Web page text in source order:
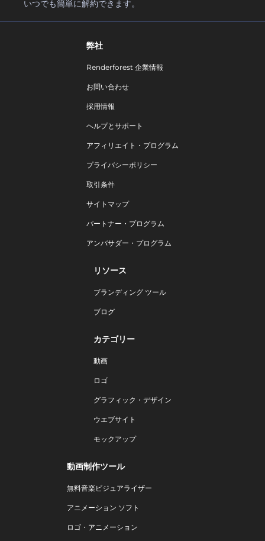
いつでも簡単に解約できます。
弊社
Renderforest 企業情報
お問い合わせ
採用情報
ヘルプとサポート
アフィリエイト・プログラム
プライバシーポリシー
取引条件
サイトマップ
パートナー・プログラム
アンバサダー・プログラム
リソース
ブランディング ツール
ブログ
カテゴリー
動画
ロゴ
グラフィック・デザイン
ウエブサイト
モックアップ
動画制作ツール
無料音楽ビジュアライザー
アニメーション ソフト
ロゴ・アニメーション